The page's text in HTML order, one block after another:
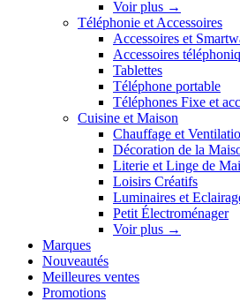
Voir plus →
Téléphonie et Accessoires
Accessoires et
Accessoires
Tablettes
Téléphone portable
Téléphones Fixe et
Cuisine et Maison
Chauffage et
Décoration de la
Literie et Linge de
Loisirs Créatifs
Luminaires et
Petit Électroménager
Voir plus →
Marques
Nouveautés
Meilleures ventes
Promotions